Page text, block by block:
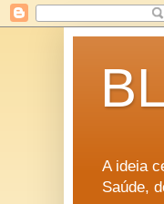
A ideia
Saúde,